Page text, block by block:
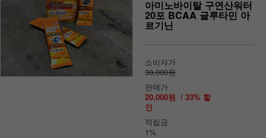
아미노바이탈 구연산워터
20포 BCAA 글루타민 아
르기닌
소비자가
30,000원
판매가
20,000원 / 33% 할
인
적립금
1%